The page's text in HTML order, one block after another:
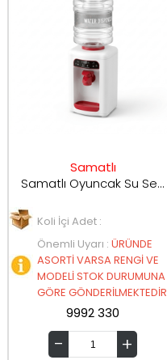
Samatlı
Samatlı Oyuncak Su Sebili Oyun Seti J620
Koli İçi Adet :
Önemli Uyarı : ÜRÜNDE
ASORTİ VARSA RENGİ VE
MODELİ STOK DURUMUNA
GÖRE
9992 330